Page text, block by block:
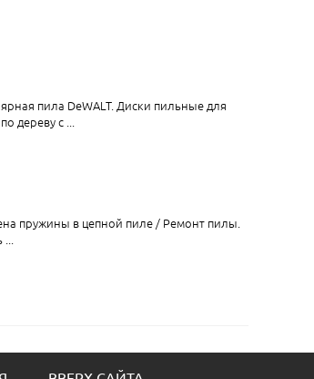
пила DeWALT. Диски пильные для
дереву с ...
пружины в цепной пиле / Ремонт пилы.